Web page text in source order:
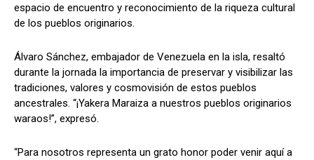
espacio de encuentro y reconocimiento de la riqueza cultural
de los pueblos originarios.
Álvaro Sánchez, embajador de Venezuela en la isla, resaltó
durante la jornada la importancia de preservar y visibilizar las
tradiciones, valores y cosmovisión de estos pueblos
ancestrales. “¡Yakera Maraiza a nuestros pueblos originarios
waraos!”, expresó.
“Para nosotros representa un grato honor poder venir aquí a